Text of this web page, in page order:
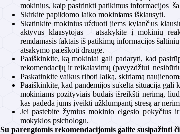
mokinius, kaip pasirinkti patikimus informacijos
Skirkite papildomo laiko mokiniams išklausyti.
Skatinkite mokinius užduoti jiems kylančius
aktyvus klausytojas – atsakykite į mokinių
remdamasis faktais iš patikimų informacijos
atsakymo paieškoti drauge.
Paaiškinkite, ką mokiniai gali padaryti, kad
rekomendacijų ir reikalavimų (pavyzdžiui,
Paskatinkite vaikus riboti laiką, skiriamą
Paaiškinkite, kad pandemijos sukelta situacija gali
mokiniams pozityviais būdais išreikšti nerimą,
kas padeda jums įveikti užklumpantį stresą ar
Jei pastebite žymius mokinio elgesio pokyčius
mokyklos psichologu.
Su parengtomis rekomendacijomis galite susipažinti